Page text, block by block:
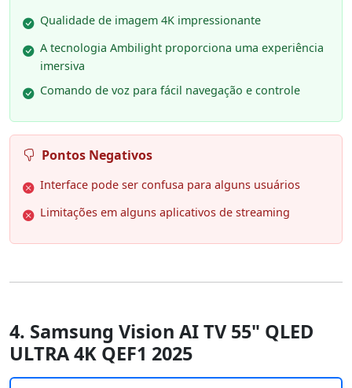
Qualidade de imagem 4K impressionante
A tecnologia Ambilight proporciona uma experiência
imersiva
Comando de voz para fácil navegação e controle
Pontos Negativos
Interface pode ser confusa para alguns usuários
Limitações em alguns aplicativos de streaming
4. Samsung Vision AI TV 55" QLED
ULTRA 4K QEF1 2025